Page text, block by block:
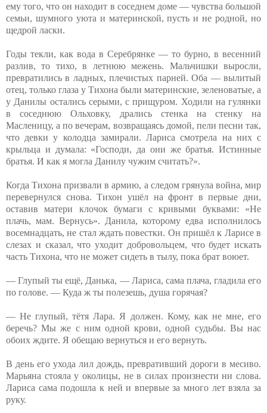
ему того, что он находит в соседнем доме — чувства большой
семьи, шумного уюта и материнской, пусть и не родной, но
щедрой ласки.
Годы текли, как вода в Серебрянке — то бурно, в весенний
разлив, то тихо, в летнюю межень. Мальчишки выросли,
превратились в ладных, плечистых парней. Оба — вылитый
отец, только глаза у Тихона были материнские, зеленоватые, а
у Данилы остались серыми, с прищуром. Ходили на гулянки
в соседнюю Ольховку, дрались стенка на стенку на
Масленицу, а по вечерам, возвращаясь домой, пели песни так,
что девки у колодца замирали. Лариса смотрела на них с
крыльца и думала: «Господи, да они же братья. Истинные
братья. И как я могла Данилу чужим считать?».
Когда Тихона призвали в армию, а следом грянула война, мир
перевернулся снова. Тихон ушёл на фронт в первые дни,
оставив матери клочок бумаги с кривыми буквами: «Не
плачь, мам. Вернусь». Данила, которому едва исполнилось
восемнадцать, не стал ждать повестки. Он пришёл к Ларисе в
слезах и сказал, что уходит добровольцем, что будет искать
часть Тихона, что не может сидеть в тылу, пока брат воюет.
— Глупый ты ещё, Данька, — Лариса, сама плача, гладила его
по голове. — Куда ж ты полезешь, душа горячая?
— Не глупый, тётя Лара. Я должен. Кому, как не мне, его
беречь? Мы же с ним одной крови, одной судьбы. Вы нас
обоих ждите. Я обещаю вернуться и его вернуть.
В день его ухода лил дождь, превративший дороги в месиво.
Марьяна стояла у околицы, не в силах произнести ни слова.
Лариса сама подошла к ней и впервые за много лет взяла за
руку.